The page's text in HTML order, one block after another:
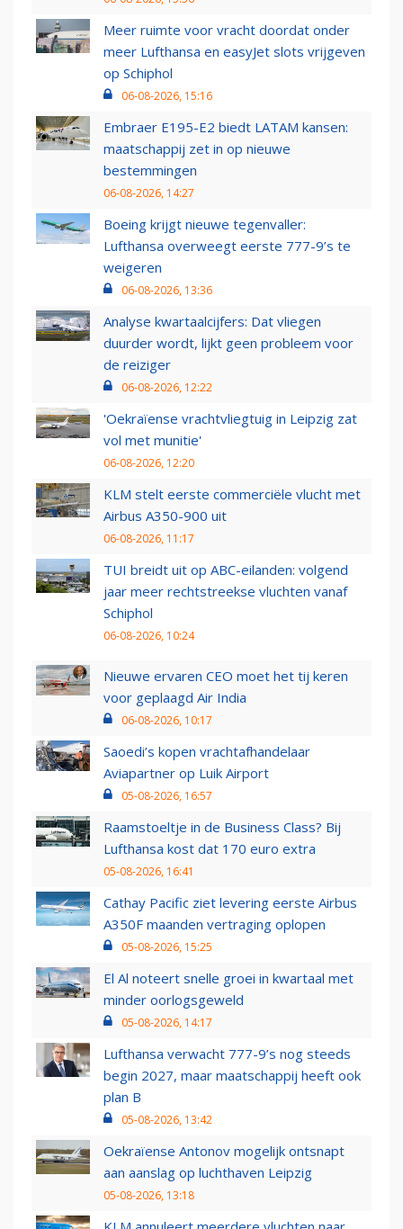
Meer ruimte voor vracht doordat onder
meer Lufthansa en easyJet slots vrijgeven
op Schiphol
06-08-2026, 15:16
Embraer E195-E2 biedt LATAM kansen:
maatschappij zet in op nieuwe
bestemmingen
06-08-2026, 14:27
Boeing krijgt nieuwe tegenvaller:
Lufthansa overweegt eerste 777-9’s te
weigeren
06-08-2026, 13:36
Analyse kwartaalcijfers: Dat vliegen
duurder wordt, lijkt geen probleem voor
de reiziger
06-08-2026, 12:22
'Oekraïense vrachtvliegtuig in Leipzig zat
vol met munitie'
06-08-2026, 12:20
KLM stelt eerste commerciële vlucht met
Airbus A350-900 uit
06-08-2026, 11:17
TUI breidt uit op ABC-eilanden: volgend
jaar meer rechtstreekse vluchten vanaf
Schiphol
06-08-2026, 10:24
Nieuwe ervaren CEO moet het tij keren
voor geplaagd Air India
06-08-2026, 10:17
Saoedi’s kopen vrachtafhandelaar
Aviapartner op Luik Airport
05-08-2026, 16:57
Raamstoeltje in de Business Class? Bij
Lufthansa kost dat 170 euro extra
05-08-2026, 16:41
Cathay Pacific ziet levering eerste Airbus
A350F maanden vertraging oplopen
05-08-2026, 15:25
El Al noteert snelle groei in kwartaal met
minder oorlogsgeweld
05-08-2026, 14:17
Lufthansa verwacht 777-9’s nog steeds
begin 2027, maar maatschappij heeft ook
plan B
05-08-2026, 13:42
Oekraïense Antonov mogelijk ontsnapt
aan aanslag op luchthaven Leipzig
05-08-2026, 13:18